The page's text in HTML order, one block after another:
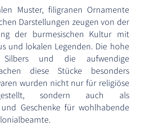
Muster, filigranen Ornamente
Darstellungen zeugen von der
der burmesischen Kultur mit
und lokalen Legenden. Die hohe
und die aufwendige
diese Stücke besonders
wurden nicht nur für religiöse
sondern auch als
Geschenke für wohlhabende